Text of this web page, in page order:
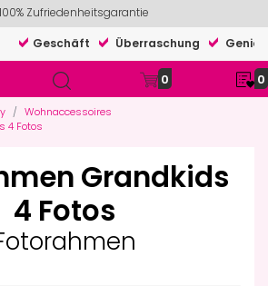
100% Zufriedenheitsgarantie
Geschäft
Überraschung
0 0
Wohnaccessoires
4 Fotos
Grandkids
4 Fotos